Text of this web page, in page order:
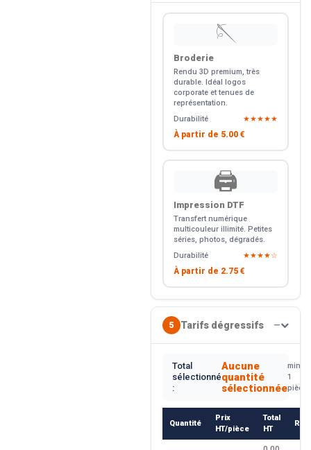
🪡
Broderie
Rendu 3D premium, très
durable. Idéal logos
corporate et tenues de
représentation.
Durabilité
★★★★★
À partir de 5.00 €
🖨️
Impression DTF
Transfert numérique
multicouleur illimité. Petites
séries, photos, dégradés.
Durabilité
★★★★☆
À partir de 2.75 €
5 Tarifs dégressifs —
Total
sélectionné
:
Aucune
quantité
sélectionnée
min.
1
pièce
Quantité
Prix
HT/pièce
Total
HT